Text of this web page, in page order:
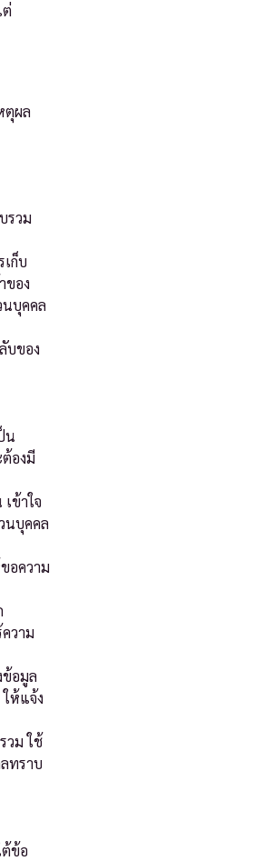
ตุผล
รวม
ก็บ
ของ
บุคคล
บของ
น
องมี
ข้าใจ
นบุคคล
อความ
วาม
ข้อมูล
ห้แจ้ง
วม ใช้
ทราบ
ข้อ